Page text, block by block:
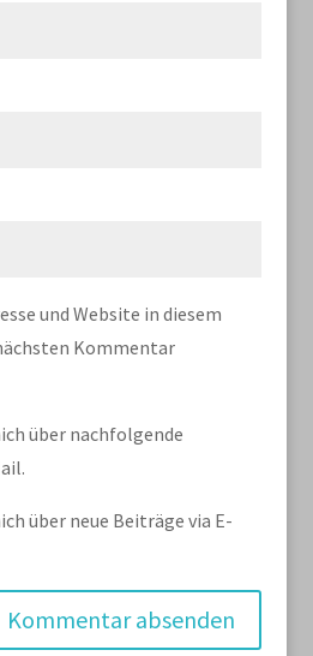
und Website in diesem
Kommentar
über nachfolgende
über neue Beiträge via E-